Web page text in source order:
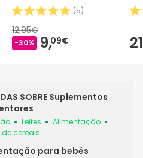
(5)
12,95€
-30% 9,09€
SOBRE Suplementos
Leites
Alimentação
cereais
para bebés